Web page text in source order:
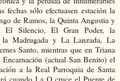
fechas sólo efectuasen estación la
de Ramos, la Quinta Angustia y
El Silencio, El Gran Poder, la
Madrugada y La Lanzada, La
Santo, mientras que en Triana
(actual San Benito) el
a la Real Parroquia de Santa
cuando La O cruce el Puente de